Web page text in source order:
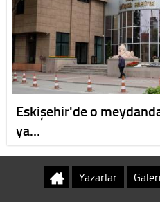
Eskişehir'de o
ya…
Yazarlar Galeri